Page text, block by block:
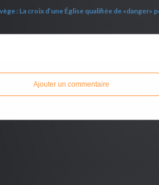
Ajouter un commentaire